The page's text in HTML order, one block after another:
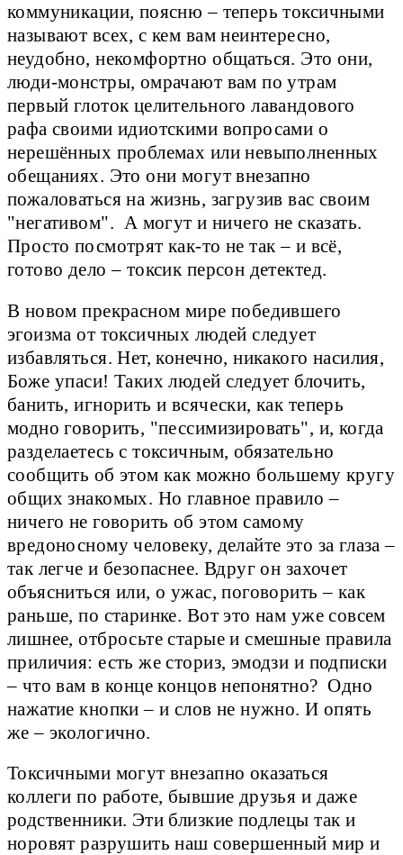
коммуникации, поясню – теперь токсичными
называют всех, с кем вам неинтересно,
неудобно, некомфортно общаться. Это они,
люди-монстры, омрачают вам по утрам
первый глоток целительного лавандового
рафа своими идиотскими вопросами о
нерешённых проблемах или невыполненных
обещаниях. Это они могут внезапно
пожаловаться на жизнь, загрузив вас своим
"негативом". А могут и ничего не сказать.
Просто посмотрят как-то не так – и всё,
готово дело – токсик персон детектед.
В новом прекрасном мире победившего
эгоизма от токсичных людей следует
избавляться. Нет, конечно, никакого насилия,
Боже упаси! Таких людей следует блочить,
банить, игнорить и всячески, как теперь
модно говорить, "пессимизировать", и, когда
разделаетесь с токсичным, обязательно
сообщить об этом как можно большему кругу
общих знакомых. Но главное правило –
ничего не говорить об этом самому
вредоносному человеку, делайте это за глаза –
так легче и безопаснее. Вдруг он захочет
объясниться или, о ужас, поговорить – как
раньше, по старинке. Вот это нам уже совсем
лишнее, отбросьте старые и смешные правила
приличия: есть же сториз, эмодзи и подписки
– что вам в конце концов непонятно? Одно
нажатие кнопки – и слов не нужно. И опять
же – экологично.
Токсичными могут внезапно оказаться
коллеги по работе, бывшие друзья и даже
родственники. Эти близкие подлецы так и
норовят разрушить наш совершенный мир и